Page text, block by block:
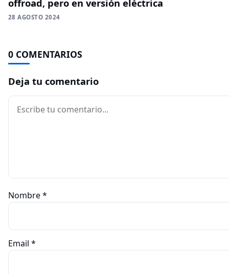
offroad, pero en versión eléctrica
28 AGOSTO 2024
0 COMENTARIOS
Deja tu comentario
Comentario
Nombre*
Email *